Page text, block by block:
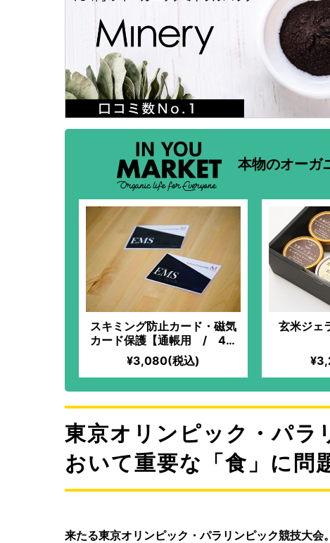
本物のオーガ
スキミング防止カード・磁気
カード保護【通帳用 / 4枚
組】
¥3,080(税込)
玄米ジェ
東京オリンピック・パラ
おいて重要な「食」に問
来たる東京オリンピック・パラリンピック競技大会。